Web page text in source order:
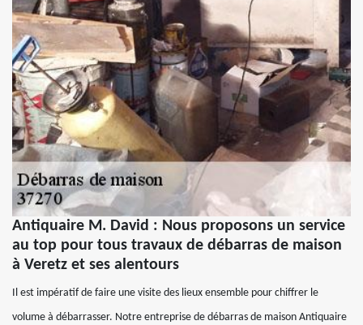
Antiquaire M. David : Nous proposons un service
au top pour tous travaux de débarras de maison
à Veretz et ses alentours
Il est impératif de faire une visite des lieux ensemble pour chiffrer le
volume à débarrasser. Notre entreprise de débarras de maison Antiquaire